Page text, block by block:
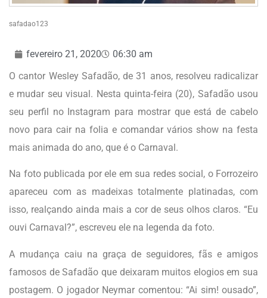
safadao123
fevereiro 21, 2020
06:30 am
O cantor Wesley Safadão, de 31 anos, resolveu radicalizar
e mudar seu visual. Nesta quinta-feira (20), Safadão usou
seu perfil no Instagram para mostrar que está de cabelo
novo para cair na folia e comandar vários show na festa
mais animada do ano, que é o Carnaval.
Na foto publicada por ele em sua redes social, o Forrozeiro
apareceu com as madeixas totalmente platinadas, com
isso, realçando ainda mais a cor de seus olhos claros. “Eu
ouvi Carnaval?”, escreveu ele na legenda da foto.
A mudança caiu na graça de seguidores, fãs e amigos
famosos de Safadão que deixaram muitos elogios em sua
postagem. O jogador Neymar comentou: “Ai sim! ousado”,